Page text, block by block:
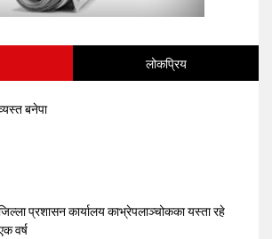
लोकप्रिय
बनेपा
प्रशासन कार्यालय काभ्रेपलाञ्चोकका यस्ता रहे
वर्ष